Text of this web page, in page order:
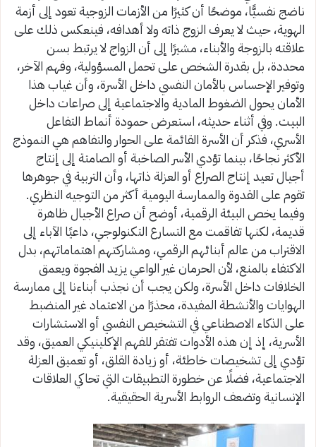
ناضج نفسيًّا، موضحًا أن كثيرًا من الأزمات الزوجية تعود إلى أزمة
الهوية، حيث لا يعرف الزوج ذاته ولا أهدافه، فينعكس ذلك على
علاقته بالزوجة والأبناء، مشيرًا إلى أن الزواج لا يرتبط بسن
محددة، بل بقدرة الشخص على تحمل المسؤولية، وفهم الآخر،
وتوفير الإحساس بالأمان النفسي داخل الأسرة، وأن غياب هذا
الأمان يحول الضغوط المادية والاجتماعية إلى صراعات داخل
البيت. وفي أثناء حديثه، استعرض حمودة أنماط التفاعل
الأسري، فذكر أن الأسرة القائمة على الحوار والتفاهم هي النموذج
الأكثر نجاحًا، بينما تؤدي الأسر الصاخبة أو الصامتة إلى إنتاج
أجيال تعيد إنتاج الصراع أو العزلة ذاتها، وأن التربية في جوهرها
تقوم على القدوة والممارسة اليومية أكثر من التوجيه النظري.
وفيما يخص البيئة الرقمية، أوضح أن صراع الأجيال ظاهرة
قديمة، لكنها تفاقمت مع التسارع التكنولوجي، داعيًا الآباء إلى
الاقتراب من عالم أبنائهم الرقمي، ومشاركتهم اهتماماتهم، بدل
الاكتفاء بالمنع، لأن الحرمان غير الواعي يزيد الفجوة ويعمق
الخلافات داخل الأسرة، ولكن يجب أن نجذب أبناءنا إلى ممارسة
الهوايات والأنشطة المفيدة، محذرًا من الاعتماد غير المنضبط
على الذكاء الاصطناعي في التشخيص النفسي أو الاستشارات
الأسرية، إذ إن هذه الأدوات تفتقر للفهم الإكلينيكي العميق، وقد
تؤدي إلى تشخيصات خاطئة، أو زيادة القلق، أو تعميق العزلة
الاجتماعية، فضلًا عن خطورة التطبيقات التي تحاكي العلاقات
الإنسانية وتضعف الروابط الأسرية الحقيقية.